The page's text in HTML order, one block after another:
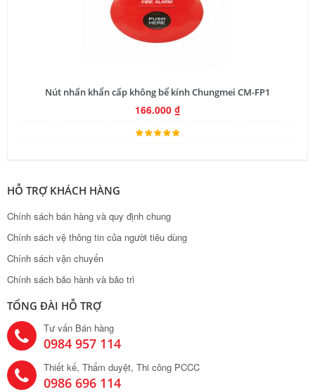
Nút nhấn khẩn cấp không bể kính Chungmei CM-FP1
166.000 ₫
HỖ TRỢ KHÁCH HÀNG
Chính sách bán hàng và quy định chung
Chính sách vệ thông tin của người tiêu dùng
Chính sách vận chuyển
Chính sách bảo hành và bảo trì
TỔNG ĐÀI HỖ TRỢ
Tư vấn Bán hàng
0984 957 114
Thiết kế, Thẩm duyệt, Thi công PCCC
0986 696 114